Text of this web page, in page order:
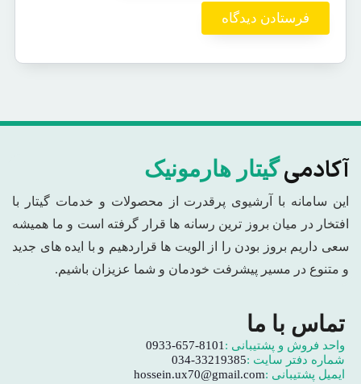
آکادمیگیتار هارمونیک
این سامانه با آرشیوی پرقدرت از محصولات و خدمات گیتار با
افتخار در میان بروز ترین رسانه ها قرار گرفته است و ما همیشه
سعی داریم بروز بودن را از الویت ها قراردهیم و با ایده های جدید
و متنوع در مسیر پیشرفت خودمان و شما عزیزان باشیم.
تماس با ما
واحد فروش و پشتیبانی :0933-657-8101
شماره دفتر سایت :034-33219385
ایمیل پشتیبانی :hossein.ux70@gmail.com